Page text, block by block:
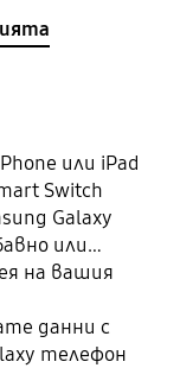
или iPad
Switch
Galaxy
или
на вашия
данни с
телефон